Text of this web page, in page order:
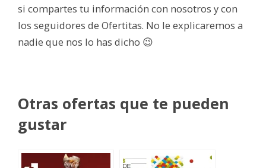
si compartes tu información con nosotros y con
los seguidores de Ofertitas. No le explicaremos a
nadie que nos lo has dicho 😉
Otras ofertas que te pueden
gustar